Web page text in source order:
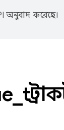
অনুবাদ করেছে।
t